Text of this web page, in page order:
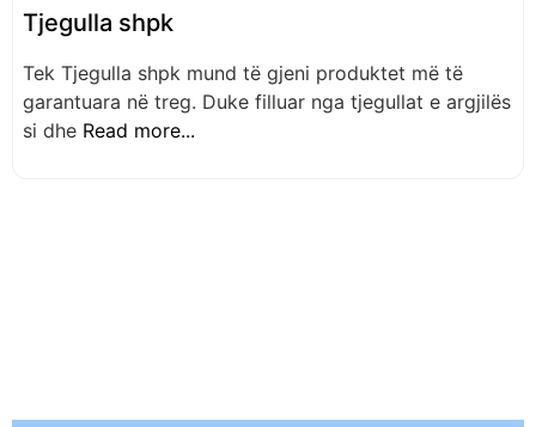
Tjegulla shpk
Tek Tjegulla shpk mund të gjeni produktet më të
garantuara në treg. Duke filluar nga tjegullat e argjilës
si dhe Read more...